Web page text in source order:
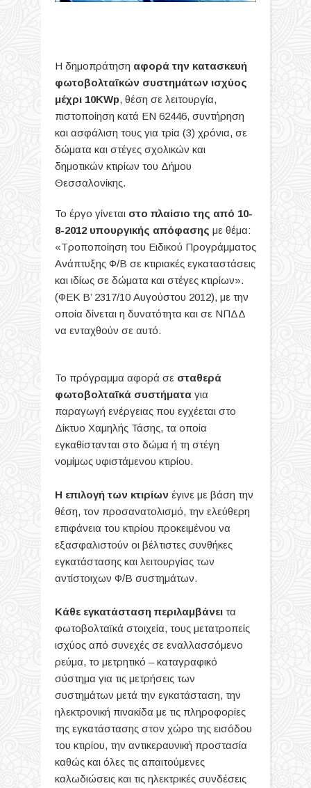
Η δημοπράτηση αφορά την κατασκευή
φωτοβολταϊκών συστημάτων ισχύος
μέχρι 10KWp, θέση σε λειτουργία,
πιστοποίηση κατά ΕΝ 62446, συντήρηση
και ασφάλιση τους για τρία (3) χρόνια, σε
δώματα και στέγες σχολικών και
δημοτικών κτιρίων του Δήμου
Θεσσαλονίκης.
Το έργο γίνεται στο πλαίσιο της από 10-
8-2012 υπουργικής απόφασης με θέμα:
«Τροποποίηση του Ειδικού Προγράμματος
Ανάπτυξης Φ/Β σε κτιριακές εγκαταστάσεις
και ιδίως σε δώματα και στέγες κτιρίων».
(ΦΕΚ B’ 2317/10 Αυγούστου 2012), με την
οποία δίνεται η δυνατότητα και σε ΝΠΔΔ
να ενταχθούν σε αυτό.
Το πρόγραμμα αφορά σε σταθερά
φωτοβολταϊκά συστήματα για
παραγωγή ενέργειας που εγχέεται στο
Δίκτυο Χαμηλής Τάσης, τα οποία
εγκαθίστανται στο δώμα ή τη στέγη
νομίμως υφιστάμενου κτιρίου.
Η επιλογή των κτιρίων έγινε με βάση την
θέση, τον προσανατολισμό, την ελεύθερη
επιφάνεια του κτιρίου προκειμένου να
εξασφαλιστούν οι βέλτιστες συνθήκες
εγκατάστασης και λειτουργίας των
αντίστοιχων Φ/Β συστημάτων.
Κάθε εγκατάσταση περιλαμβάνει τα
φωτοβολταϊκά στοιχεία, τους μετατροπείς
ισχύος από συνεχές σε εναλλασσόμενο
ρεύμα, το μετρητικό – καταγραφικό
σύστημα για τις μετρήσεις των
συστημάτων μετά την εγκατάσταση, την
ηλεκτρονική πινακίδα με τις πληροφορίες
της εγκατάστασης στον χώρο της εισόδου
του κτιρίου, την αντικεραυνική προστασία
καθώς και όλες τις απαιτούμενες
καλωδιώσεις και τις ηλεκτρικές συνδέσεις